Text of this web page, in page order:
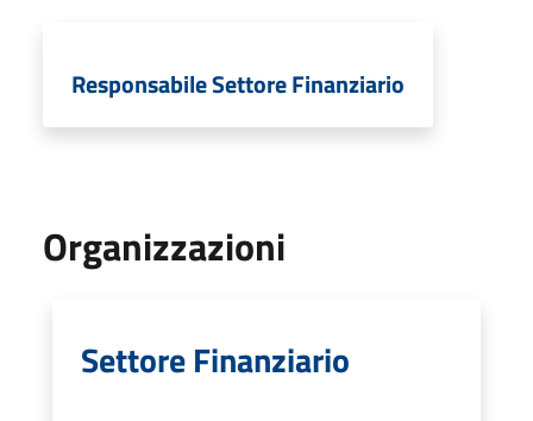
Responsabile Settore Finanziario
Organizzazioni
Settore Finanziario